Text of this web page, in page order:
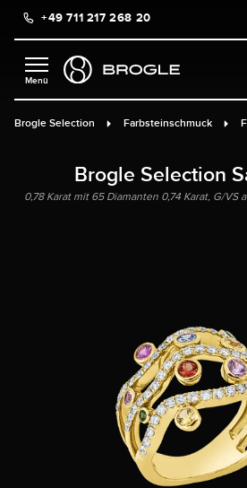
springen
+49 711 217 268 20
Brogle Selection Farbsteinschmuck
Brogle Selection
0,78 Karat mit 65 Diamanten 0,74 Karat, G/VS